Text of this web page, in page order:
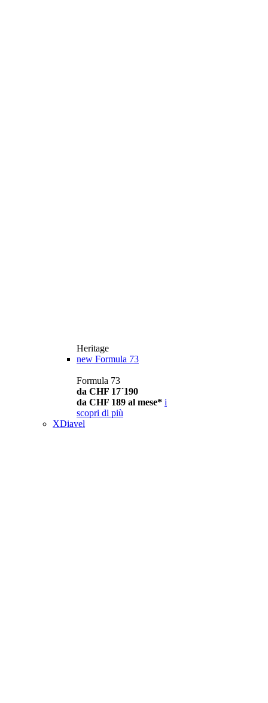
Heritage
new Formula 73
Formula 73
da CHF 17´190
da CHF 189 al mese* i
scopri di più
XDiavel